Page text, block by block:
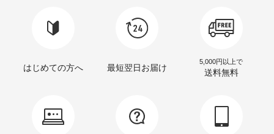
はじめての方へ 最短翌日お届け
5,000円以上で
送料無料